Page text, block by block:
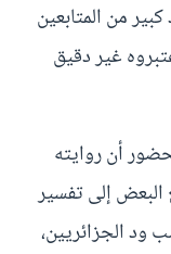
من المتابعين
غير دقيق
أن روايته
البعض إلى تفسير
ود الجزائريين،